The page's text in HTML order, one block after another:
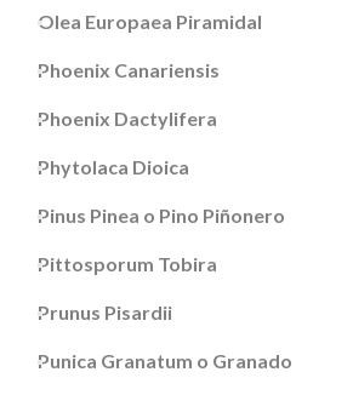
Olea Europaea Piramidal
Phoenix Canariensis
Phoenix Dactylifera
Phytolaca Dioica
Pinus Pinea o Pino Piñonero
Pittosporum Tobira
Prunus Pisardii
Punica Granatum o Granado